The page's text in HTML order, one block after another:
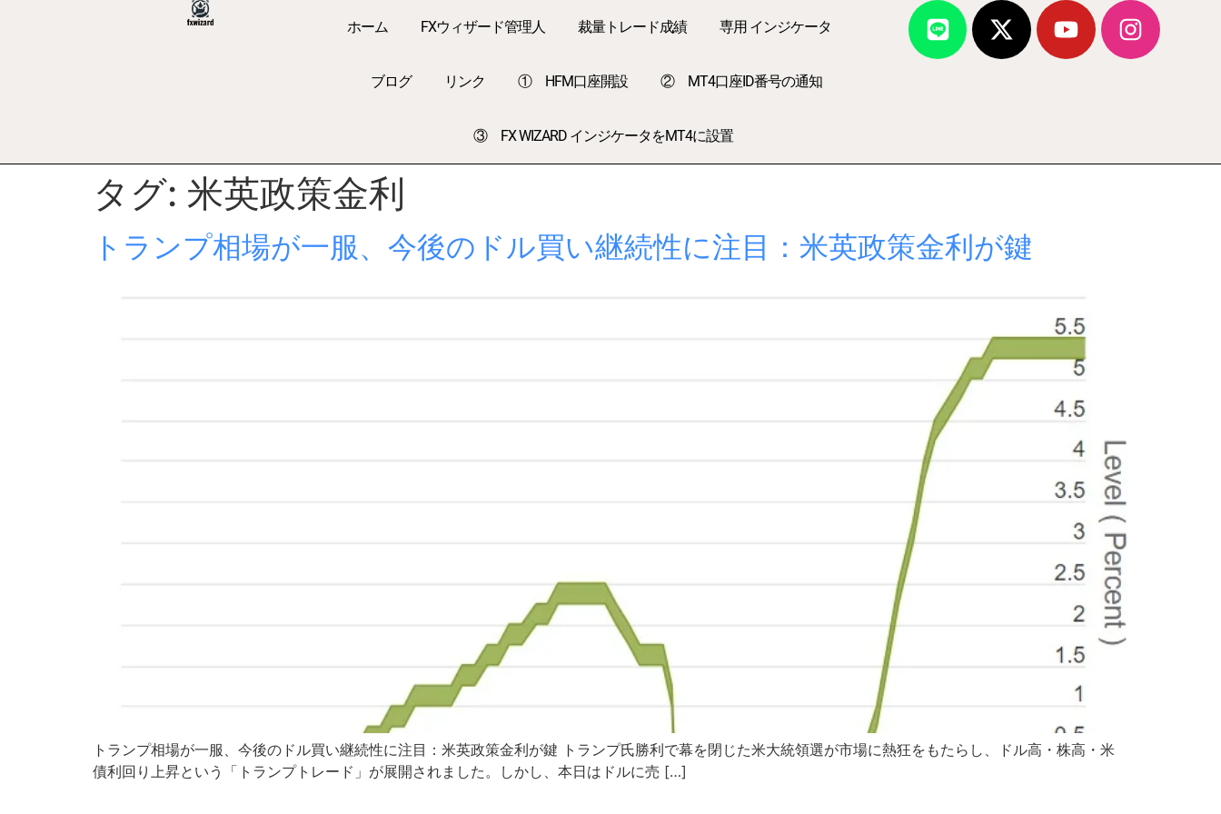
ホーム FXウィザード管理人 裁量トレード成績 専用 インジケータ
ブログ リンク ① HFM口座開設 ② MT4口座ID番号の通知
③ FX WIZARD インジケータをMT4に設置
タグ: 米英政策金利
トランプ相場が一服、今後のドル買い継続性に注目：米英政策金利が鍵
トランプ相場が一服、今後のドル買い継続性に注目：米英政策金利が鍵 トランプ氏勝利で幕を閉じた米大統領選が市場に熱狂をもたらし、ドル高・株高・米
債利回り上昇という「トランプトレード」が展開されました。しかし、本日はドルに売 […]